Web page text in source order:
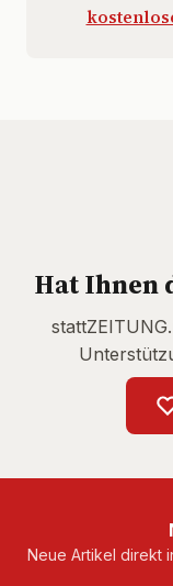
Hat Ihnen
Neue Artikel direkt